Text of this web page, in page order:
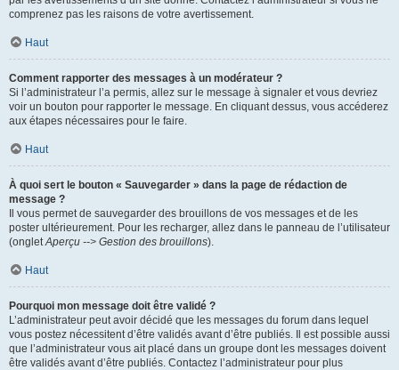
comprenez pas les raisons de votre avertissement.
Haut
Comment rapporter des messages à un modérateur ?
Si l’administrateur l’a permis, allez sur le message à signaler et vous devriez
voir un bouton pour rapporter le message. En cliquant dessus, vous accéderez
aux étapes nécessaires pour le faire.
Haut
À quoi sert le bouton « Sauvegarder » dans la page de rédaction de
message ?
Il vous permet de sauvegarder des brouillons de vos messages et de les
poster ultérieurement. Pour les recharger, allez dans le panneau de l’utilisateur
(ongletAperçu --> Gestion des brouillons).
Haut
Pourquoi mon message doit être validé ?
L’administrateur peut avoir décidé que les messages du forum dans lequel
vous postez nécessitent d’être validés avant d’être publiés. Il est possible aussi
que l’administrateur vous ait placé dans un groupe dont les messages doivent
être validés avant d’être publiés. Contactez l’administrateur pour plus